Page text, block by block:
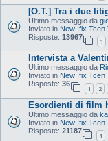
[O.T.] Tra i due
Ultimo messaggio da
Inviato in New Ifix Tcen
Risposte: 13967
1
Intervista a
Ultimo messaggio da
Inviato in New Ifix Tcen
Risposte: 36
1 2
Esordienti di film
Ultimo messaggio da
Inviato in New Ifix Tcen
Risposte: 21187
1